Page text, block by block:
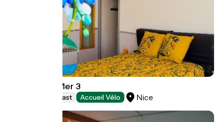
L'Or dans la Mer 3
Bed and breakfast Accueil Vélo Nice